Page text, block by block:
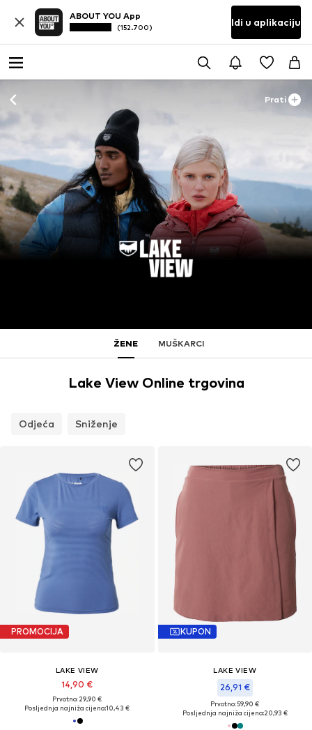
ABOUT YOU App
(152.700) Idi u aplikaciju
Prati
ŽENE MUŠKARCI
Lake View Online trgovina
Odjeća Sniženje
PROMOCIJA
LAKE VIEW
14,90 €
Prvotno: 29,90 €
Posljednja najniža cijena:10,43 €
KUPON
LAKE VIEW
26,91 €
Prvotno: 59,90 €
Posljednja najniža cijena:20,93 €